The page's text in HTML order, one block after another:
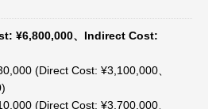
¥6,800,000、Indirect Cost:
(Direct Cost: ¥3,100,000、
(Direct Cost: ¥3,700,000、